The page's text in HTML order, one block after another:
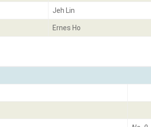
Jeh Lin
Ernes Ho